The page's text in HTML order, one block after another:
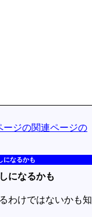
ージの関連ページの
になるかも
になるかも
わけではないかも知